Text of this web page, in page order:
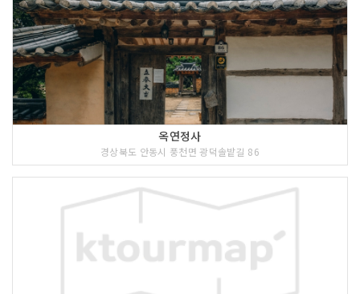
옥연정사
경상북도 안동시 풍천면 광덕솔밭길 86